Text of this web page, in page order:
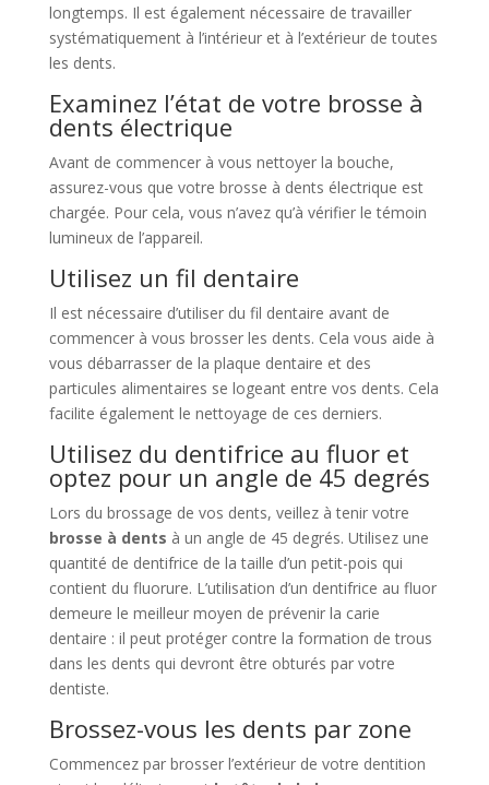
longtemps. Il est également nécessaire de travailler
systématiquement à l’intérieur et à l’extérieur de toutes
les dents.
Examinez l’état de votre brosse à
dents électrique
Avant de commencer à vous nettoyer la bouche,
assurez-vous que votre brosse à dents électrique est
chargée. Pour cela, vous n’avez qu’à vérifier le témoin
lumineux de l’appareil.
Utilisez un fil dentaire
Il est nécessaire d’utiliser du fil dentaire avant de
commencer à vous brosser les dents. Cela vous aide à
vous débarrasser de la plaque dentaire et des
particules alimentaires se logeant entre vos dents. Cela
facilite également le nettoyage de ces derniers.
Utilisez du dentifrice au fluor et
optez pour un angle de 45 degrés
Lors du brossage de vos dents, veillez à tenir votre
brosse à dents à un angle de 45 degrés. Utilisez une
quantité de dentifrice de la taille d’un petit-pois qui
contient du fluorure. L’utilisation d’un dentifrice au fluor
demeure le meilleur moyen de prévenir la carie
dentaire : il peut protéger contre la formation de trous
dans les dents qui devront être obturés par votre
dentiste.
Brossez-vous les dents par zone
Commencez par brosser l’extérieur de votre dentition